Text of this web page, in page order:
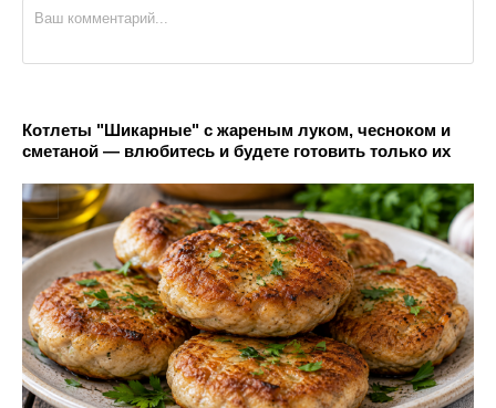
Котлеты "Шикарные" с жареным луком, чесноком и
сметаной — влюбитесь и будете готовить только их